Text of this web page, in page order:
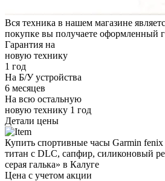
Вся техника в нашем магазине
покупке вы получаете оформленный
Гарантия на
новую технику
1 год
На Б/У устройства
6 месяцев
На всю остальную
новую технику 1 год
Детали цены
Купить спортивные часы Garmin
титан с DLC, сапфир, силиконовый
серая галька» в Калуге
Цена с учетом акции